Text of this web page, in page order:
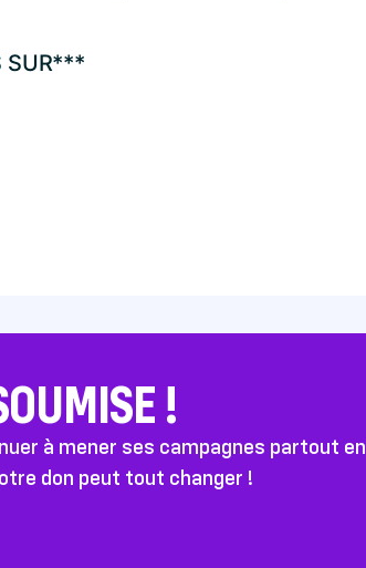
SUR***
!
à mener ses campagnes partout en
don peut tout changer !